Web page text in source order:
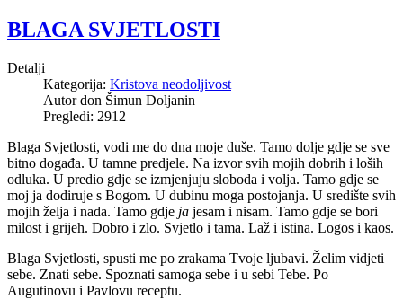
BLAGA SVJETLOSTI
Detalji
Kategorija: Kristova neodoljivost
Autordon Šimun Doljanin
Pregledi: 2912
Blaga Svjetlosti, vodi me do dna moje duše. Tamo dolje gdje se sve
bitno događa. U tamne predjele. Na izvor svih mojih dobrih i loših
odluka. U predio gdje se izmjenjuju sloboda i volja. Tamo gdje se
moj ja dodiruje s Bogom. U dubinu moga postojanja. U središte svih
mojih želja i nada. Tamo gdje ja jesam i nisam. Tamo gdje se bori
milost i grijeh. Dobro i zlo. Svjetlo i tama. Laž i istina. Logos i kaos.
Blaga Svjetlosti, spusti me po zrakama Tvoje ljubavi. Želim vidjeti
sebe. Znati sebe. Spoznati samoga sebe i u sebi Tebe. Po
Augutinovu i Pavlovu receptu.